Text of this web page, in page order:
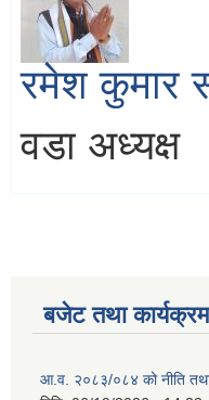
रमेश कुमार
वडा अध्यक्ष
बजेट तथा कार्यक्रम
आ.व. २०८३/०८४ को नीति